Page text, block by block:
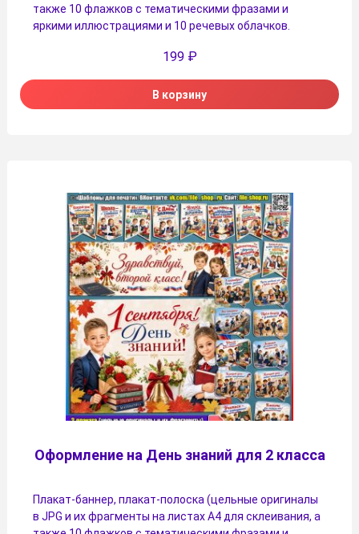
также 10 флажков с тематическими фразами и
яркими иллюстрациями и 10 речевых облачков.
199 ₽
В корзину
Оформление на День знаний для 2 класса
Плакат-баннер, плакат-полоска (цельные оригиналы
в JPG и их фрагменты на листах A4 для склеивания, а